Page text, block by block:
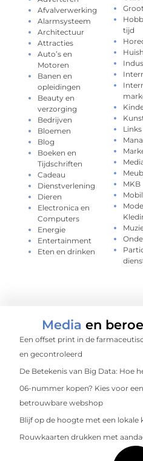
Afvalverwerking
Alarmsysteem
Architectuur
Attracties
Auto’s en
Motoren
Banen en
opleidingen
Beauty en
verzorging
Bedrijven
Bloemen
Blog
Boeken en
Tijdschriften
Cadeau
Dienstverlening
Dieren
Electronica en
Computers
Energie
Entertainment
Eten en drinken
tijd
MKB
Media en
Een offset print in de
en gecontroleerd
De Betekenis van Big Data: Hoe
06-nummer kopen? Kies voor
betrouwbare webshop
Blijf op de hoogte met een
Rouwkaarten drukken met